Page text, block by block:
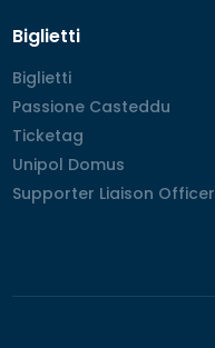
Biglietti
Biglietti
Biglietti
Passione Casteddu
Passione Casteddu
Ticketag
Ticketag
Unipol Domus
Unipol Domus
Supporter Liaison Officer
Supporter Liaison Officer